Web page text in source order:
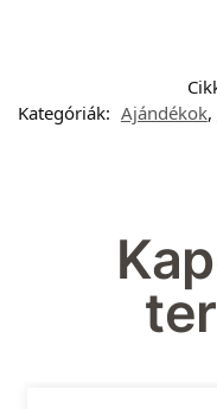
Kategóriák: Ajándékok,